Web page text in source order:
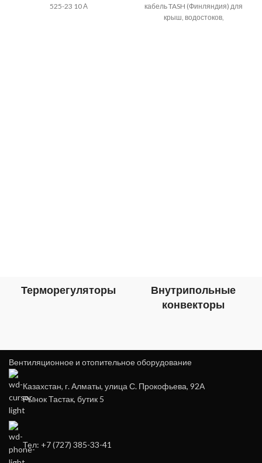
525-23 10 А
кабель TASH (Финляндия) для
крыш, водостоков,
Терморегуляторы
Внутрипольные
конвекторы
Вентиляционное и отопительное оборудование
Казахстан, г. Алматы, улица С. Прокофьева, 92А
Рынок Тастак, бутик 5
Тел: +7 (727) 385-33-41